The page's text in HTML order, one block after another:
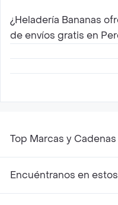
Bananas que proveen
Pereira con Rappi son
disponibles en esta
mas cercanos a tu
¿Heladería Bananas
de envíos gratis en
15 días de envíos
Top Marcas y
Encuéntranos en